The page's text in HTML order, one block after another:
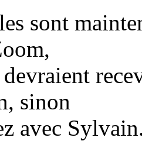
sont
sinon
avec